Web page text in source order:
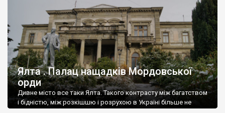
Ялта . Палац нащадків Мордовської
орди
Дивне місто все таки Ялта. Такого контрасту між багатством
і бідністю, між розкішшю і розрухою в Україні більше не